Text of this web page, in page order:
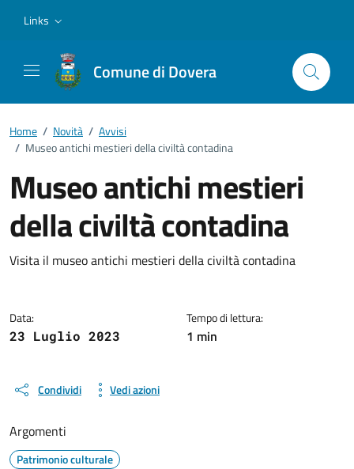
Links
Comune di Dovera
Home / Novità / Avvisi
/ Museo antichi mestieri della civiltà contadina
Museo antichi mestieri
della civiltà contadina
Dettagli della notizia
Visita il museo antichi mestieri della civiltà contadina
Data:
23 Luglio 2023
Tempo di lettura:
1 min
Condividi Vedi azioni
Argomenti
Patrimonio culturale